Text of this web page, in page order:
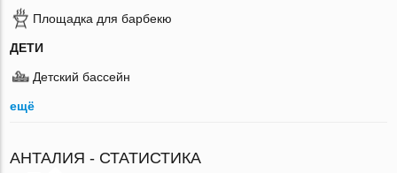
Площадка для барбекю
ДЕТИ
Детский бассейн
ещё
АНТАЛИЯ - СТАТИСТИКА